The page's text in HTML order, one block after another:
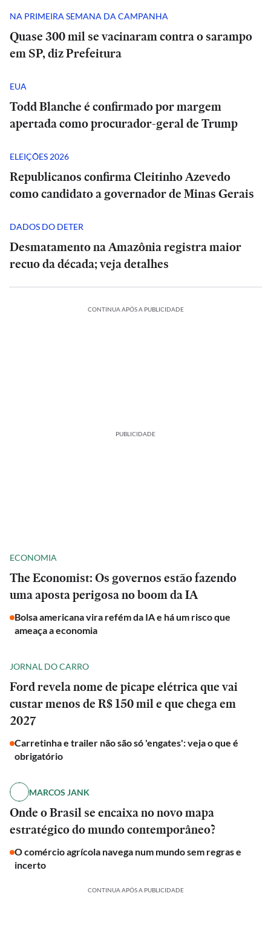
NA PRIMEIRA SEMANA DA CAMPANHA
Quase 300 mil se vacinaram contra o sarampo
em SP, diz Prefeitura
EUA
Todd Blanche é confirmado por margem
apertada como procurador-geral de Trump
ELEIÇÕES 2026
Republicanos confirma Cleitinho Azevedo
como candidato a governador de Minas Gerais
DADOS DO DETER
Desmatamento na Amazônia registra maior
recuo da década; veja detalhes
CONTINUA APÓS A PUBLICIDADE
PUBLICIDADE
ECONOMIA
The Economist: Os governos estão fazendo
uma aposta perigosa no boom da IA
Bolsa americana vira refém da IA e há um risco que
ameaça a economia
JORNAL DO CARRO
Ford revela nome de picape elétrica que vai
custar menos de R$ 150 mil e que chega em
2027
Carretinha e trailer não são só 'engates': veja o que é
obrigatório
MARCOS JANK
Onde o Brasil se encaixa no novo mapa
estratégico do mundo contemporâneo?
O comércio agrícola navega num mundo sem regras e
incerto
CONTINUA APÓS A PUBLICIDADE